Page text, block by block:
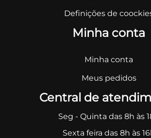
Definições de
Minha conta
Minha conta
Meus pedidos
Central de
Seg - Quinta das 8h às
Sexta feira das 8h às